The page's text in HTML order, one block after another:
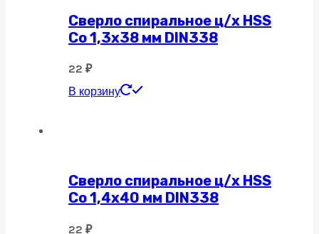
Сверло спиральное ц/х HSS
Co 1,3х38 мм DIN338
22 ₽
В корзину
Сверло спиральное ц/х HSS
Co 1,4х40 мм DIN338
22 ₽